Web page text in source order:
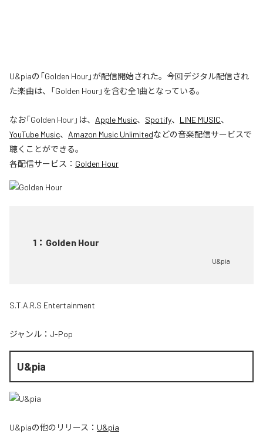
U&piaの「Golden Hour」が配信開始された。今回デジタル配信され
た楽曲は、「Golden Hour」を含む全1曲となっている。
なお「Golden Hour」は、 Apple Music、 Spotify、 LINE MUSIC、
YouTube Music、 Amazon Music Unlimitedなどの音楽配信サービスで
聴くことができる。
各配信サービス： Golden Hour
1 ： Golden Hour
U&pia
S.T.A.R.S Entertainment
ジャンル： J-Pop
U&pia
U&piaの他のリリース： U&pia